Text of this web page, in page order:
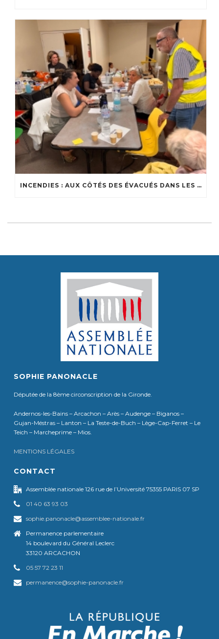
INCENDIES : AUX CÔTÉS DES ÉVACUÉS DANS LES CENTRES D’ACCUEIL DU BASSIN
SOPHIE PANONACLE
Députée de la 8ème circonscription de la Gironde.
Andernos-les-Bains – Arcachon – Arès – Audenge – Biganos –
Gujan-Méstras – Lanton – La Teste-de-Buch – Lège-Cap-Ferret – Le
Teich – Marcheprime – Mios.
MENTIONS LÉGALES
CONTACT
Assemblée nationale 126 rue de l’Université 75355 PARIS 07 SP
01 40 63 93 03
sophie.panonacle@assemblee-nationale.fr
Permanence parlementaire
14 boulevard du Général Leclerc
33120 ARCACHON
05 57 72 23 11
permanence@sophie-panonacle.fr